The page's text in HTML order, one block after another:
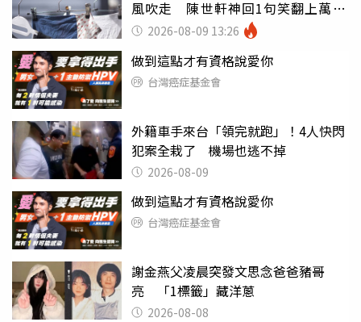
風吹走 陳世軒神回1句笑翻上萬網
友 2026-08-09 13:26
做到這點才有資格說愛你
台灣癌症基金會
外籍車手來台「領完就跑」！4人快閃
犯案全栽了 機場也逃不掉
2026-08-09
做到這點才有資格說愛你
台灣癌症基金會
謝金燕父凌晨突發文思念爸爸豬哥
亮 「1標籤」藏洋蔥
2026-08-08